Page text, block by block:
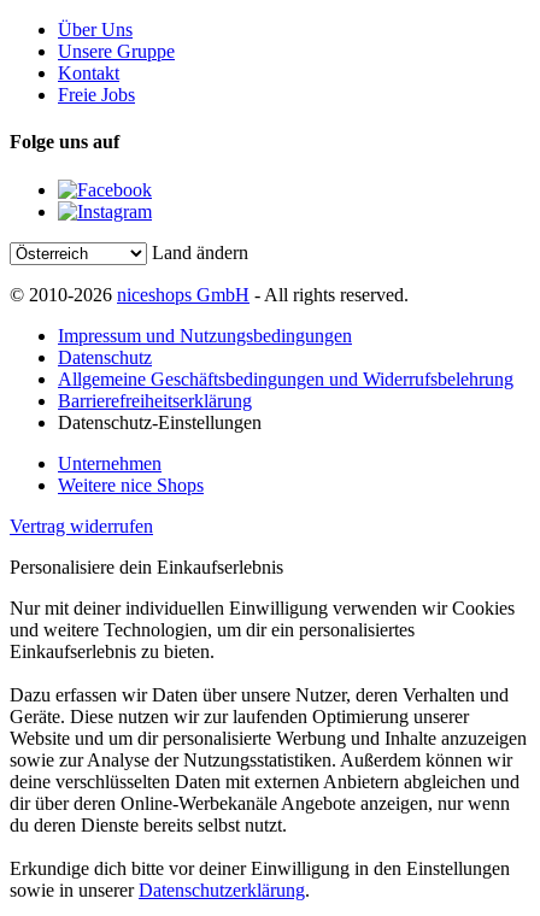
Über Uns
Unsere Gruppe
Kontakt
Freie Jobs
Folge uns auf
Land ändern
© 2010-2026 niceshops GmbH - All rights reserved.
Impressum und Nutzungsbedingungen
Datenschutz
Allgemeine Geschäftsbedingungen und Widerrufsbelehrung
Barrierefreiheitserklärung
Datenschutz-Einstellungen
Unternehmen
Weitere nice Shops
Vertrag widerrufen
Personalisiere dein Einkaufserlebnis
Nur mit deiner individuellen Einwilligung verwenden wir Cookies
und weitere Technologien, um dir ein personalisiertes
Einkaufserlebnis zu bieten.
Dazu erfassen wir Daten über unsere Nutzer, deren Verhalten und
Geräte. Diese nutzen wir zur laufenden Optimierung unserer
Website und um dir personalisierte Werbung und Inhalte anzuzeigen
sowie zur Analyse der Nutzungsstatistiken. Außerdem können wir
deine verschlüsselten Daten mit externen Anbietern abgleichen und
dir über deren Online-Werbekanäle Angebote anzeigen, nur wenn
du deren Dienste bereits selbst nutzt.
Erkundige dich bitte vor deiner Einwilligung in den Einstellungen
sowie in unsererDatenschutzerklärung.